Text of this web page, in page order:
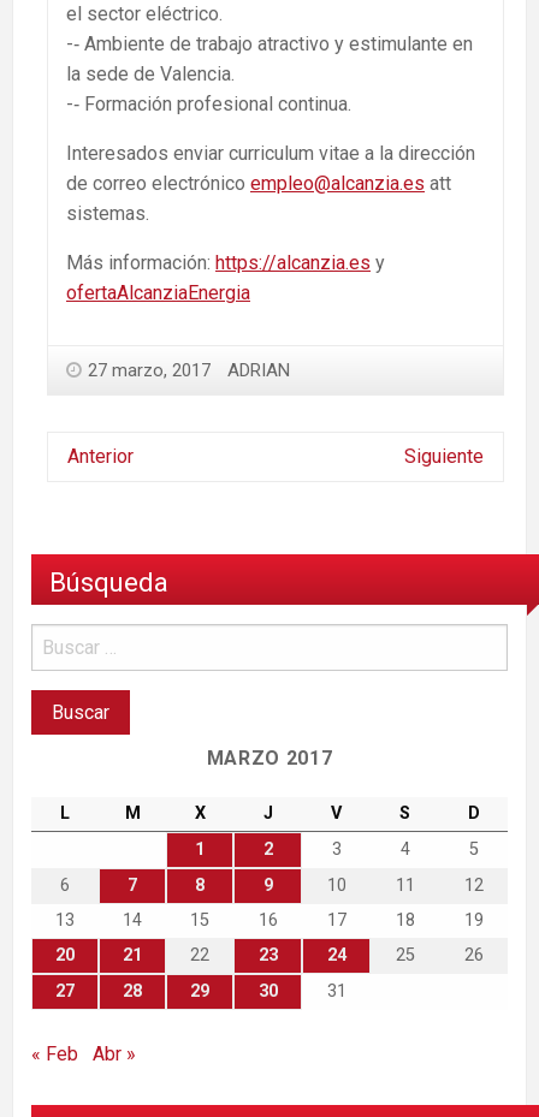
el sector eléctrico.
-­‐ Ambiente de trabajo atractivo y estimulante en
la sede de Valencia.
-­‐ Formación profesional continua.
Interesados enviar curriculum vitae a la dirección
de correo electrónico empleo@alcanzia.es att
sistemas.
Más información: https://alcanzia.es y
ofertaAlcanziaEnergia
27 marzo, 2017 ADRIAN
Anterior Siguiente
Búsqueda
MARZO 2017
L M X J V S
D
1
2 3 4
5
6
7 8 9 10 11
12
13
14 15 16 17 18
19
20
21 22 23 24 25
26
27
28 29 30 31
« Feb Abr »